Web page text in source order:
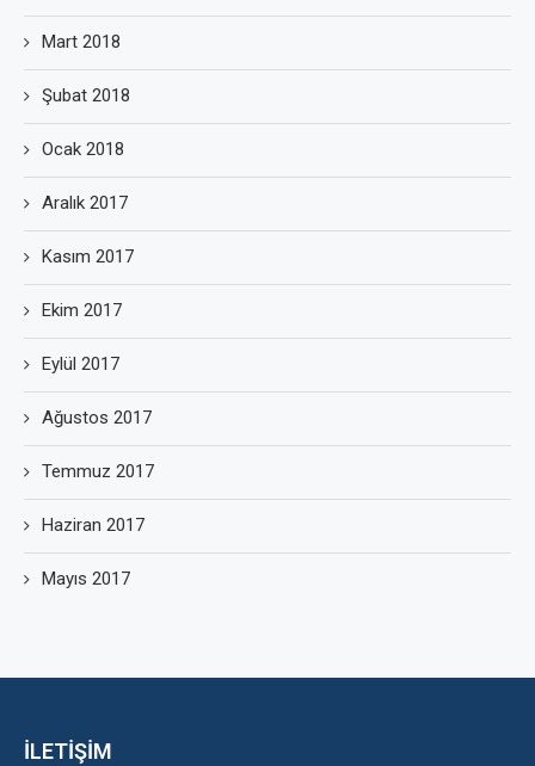
Mart 2018
Şubat 2018
Ocak 2018
Aralık 2017
Kasım 2017
Ekim 2017
Eylül 2017
Ağustos 2017
Temmuz 2017
Haziran 2017
Mayıs 2017
İLETİŞİM